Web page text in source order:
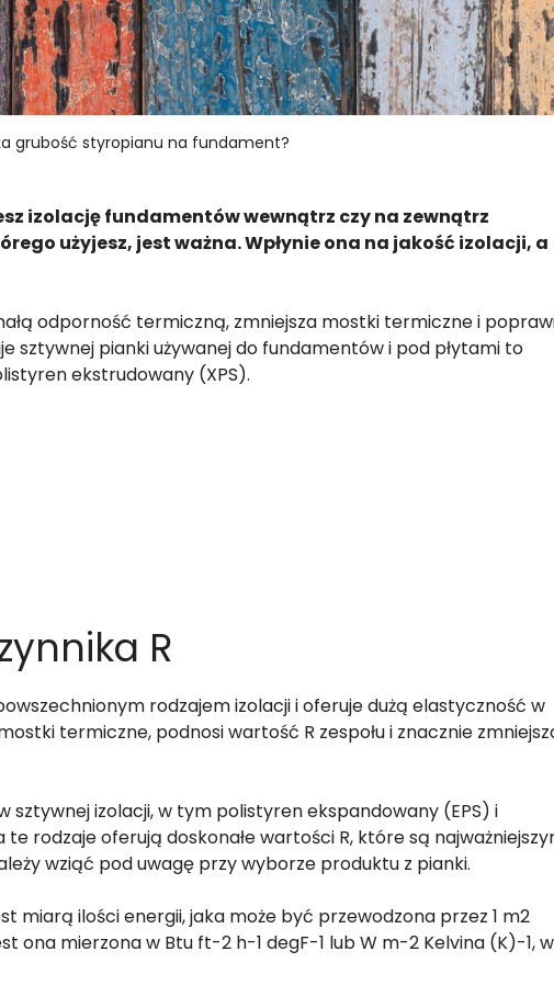
grubość styropianu na fundament?
izolację fundamentów wewnątrz czy na zewnątrz
użyjesz, jest ważna. Wpłynie ona na jakość izolacji, a
odporność termiczną, zmniejsza mostki termiczne i
sztywnej pianki używanej do fundamentów i pod płytami to
ekstrudowany (XPS).
R
rodzajem izolacji i oferuje dużą elastyczność w
termiczne, podnosi wartość R zespołu i znacznie
izolacji, w tym polistyren ekspandowany (EPS) i
rodzaje oferują doskonałe wartości R, które są
wziąć pod uwagę przy wyborze produktu z pianki.
miarą ilości energii, jaka może być przewodzona przez 1 m2
ona mierzona w Btu ft-2 h-1 degF-1 lub W m-2 Kelvina (K)-1, w